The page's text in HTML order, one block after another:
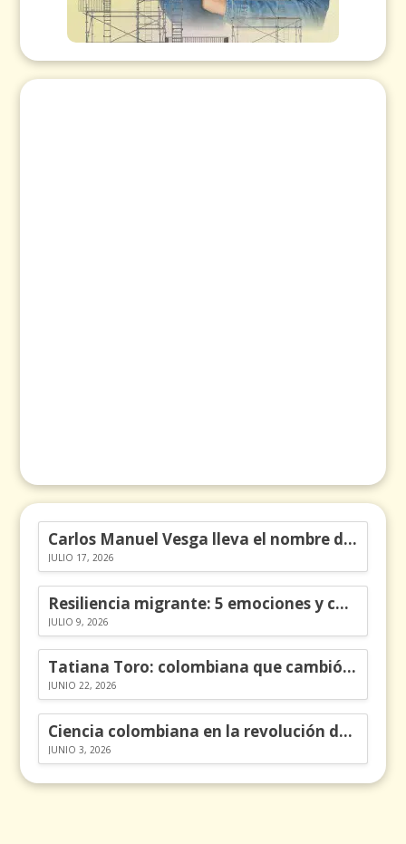
Carlos Manuel Vesga lleva el nombre de Colombia a los Emmy
JULIO 17, 2026
Resiliencia migrante: 5 emociones y cómo gestionarlas
JULIO 9, 2026
Tatiana Toro: colombiana que cambió la historia de las matemáticas
JUNIO 22, 2026
Ciencia colombiana en la revolución de los órganos en chips
JUNIO 3, 2026